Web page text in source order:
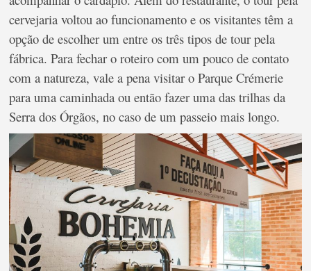
cervejaria voltou ao funcionamento e os visitantes têm a
opção de escolher um entre os três tipos de tour pela
fábrica. Para fechar o roteiro com um pouco de contato
com a natureza, vale a pena visitar o Parque Crémerie
para uma caminhada ou então fazer uma das trilhas da
Serra dos Órgãos, no caso de um passeio mais longo.